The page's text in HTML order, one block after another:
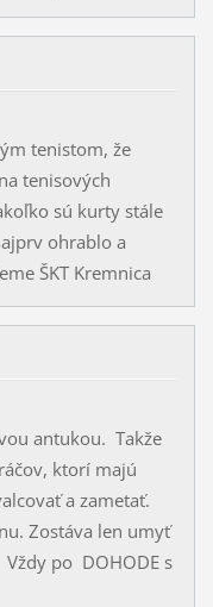
tenistom, že
tenisových
sú kurty stále
ohrablo a
ŠKT Kremnica
antukou. Takže
ktorí majú
a zametať.
Zostáva len umyť
po DOHODE s